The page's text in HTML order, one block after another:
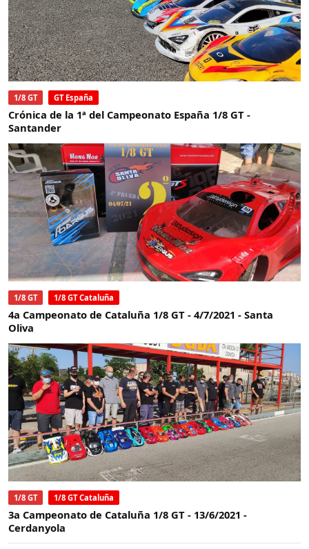
1/8 GT GT España
Crónica de la 1ª del Campeonato España 1/8 GT -
Santander
1/8 GT 1/8 GT Cataluña
4a Campeonato de Cataluña 1/8 GT - 4/7/2021 - Santa
Oliva
1/8 GT 1/8 GT Cataluña
3a Campeonato de Cataluña 1/8 GT - 13/6/2021 -
Cerdanyola